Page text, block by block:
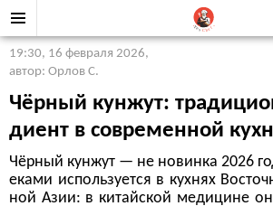
19:30, 16 февраля 2026,
автор: Орлов С.
Чёрный кунжут:
диент в современной
Чёрный кунжут — не новинка 2026
еками используется в кухнях
ной Азии: в китайской медицине